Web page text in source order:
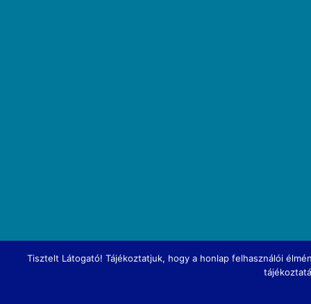
Tisztelt Látogató! Tájékoztatjuk, hogy a honlap felhasználói